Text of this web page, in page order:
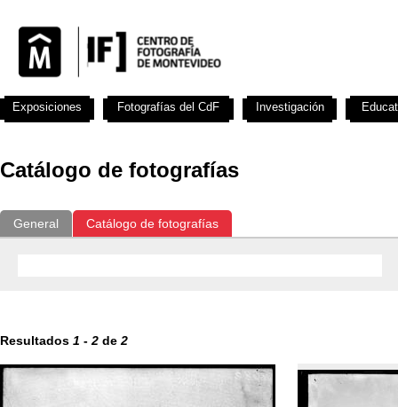
Catálogo de fotografías
General Catálogo de fotografías
Resultados 1 - 2 de 2
Exposiciones Fotografías del CdF Investigación